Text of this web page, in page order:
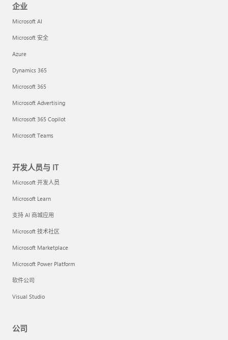
企业
Microsoft AI
Microsoft 安全
Azure
Dynamics 365
Microsoft 365
Microsoft Advertising
Microsoft 365 Copilot
Microsoft Teams
开发人员与 IT
Microsoft 开发人员
Microsoft Learn
支持 AI 商城应用
Microsoft 技术社区
Microsoft Marketplace
Microsoft Power Platform
软件公司
Visual Studio
公司